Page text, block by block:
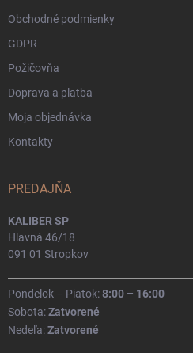
Obchodné podmienky
GDPR
Požičovňa
Doprava a platba
Moja objednávka
Kontakty
PREDAJŇA
KALIBER SP
Hlavná 46/18
091 01 Stropkov
Pondelok – Piatok:8:00 – 16:00
Sobota:Zatvorené
Nedeľa:Zatvorené